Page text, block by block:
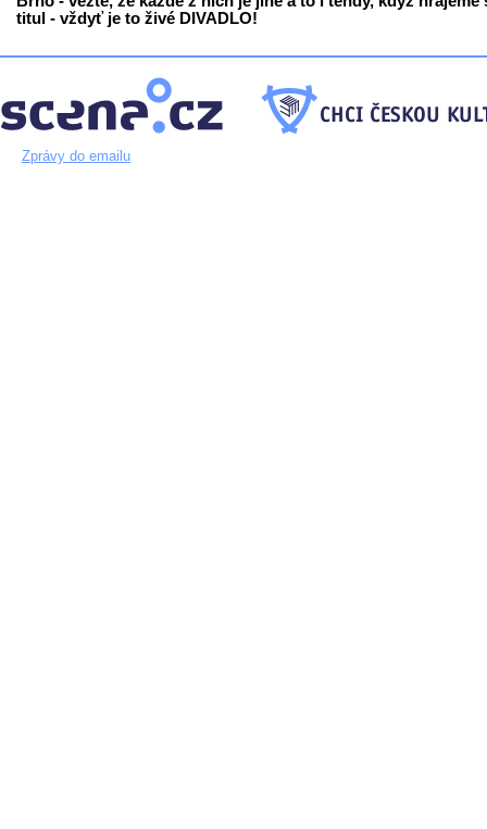
titul - vždyť je to živé DIVADLO!
Zprávy do emailu